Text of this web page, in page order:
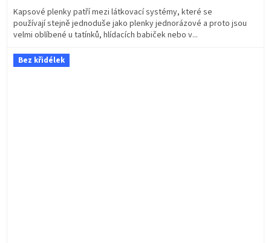
Kapsové plenky patří mezi látkovací systémy, které se
používají stejně jednoduše jako plenky jednorázové a proto jsou
velmi oblíbené u tatínků, hlídacích babiček nebo v...
Bez křidélek